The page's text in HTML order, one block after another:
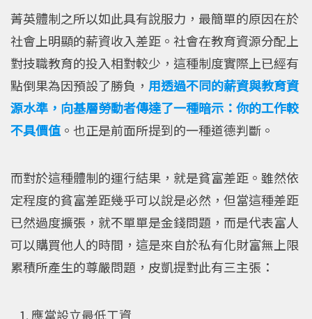
菁英體制之所以如此具有說服力，最簡單的原因在於
社會上明顯的薪資收入差距。社會在教育資源分配上
對技職教育的投入相對較少，這種制度實際上已經有
點倒果為因預設了勝負， 用透過不同的薪資與教育資
源水準，向基層勞動者傳達了一種暗示：你的工作較
不具價值 。也正是前面所提到的一種道德判斷。
而對於這種體制的運行結果，就是貧富差距。雖然依
定程度的貧富差距幾乎可以說是必然，但當這種差距
已然過度擴張，就不單單是金錢問題，而是代表富人
可以購買他人的時間，這是來自於私有化財富無上限
累積所產生的尊嚴問題，皮凱提對此有三主張：
應當設立最低工資